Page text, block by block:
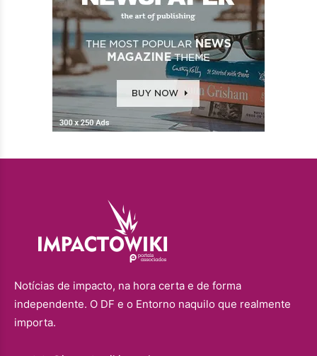
Notícias de impacto, na hora certa e de forma
independente. O DF e o Entorno naquilo que realmente
importa.